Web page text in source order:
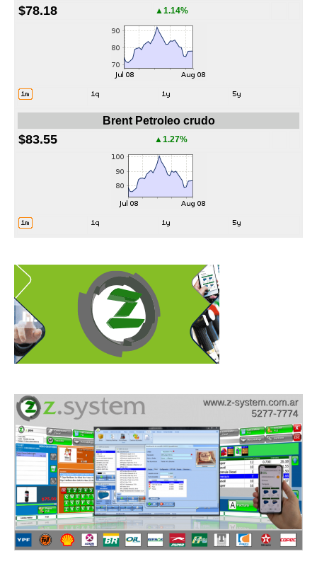
$78.18 ▲1.14%
Brent Petroleo crudo
$83.55 ▲1.27%